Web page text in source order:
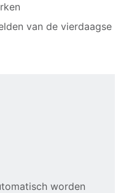
van de vierdaagse
worden